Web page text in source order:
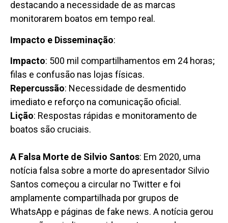
destacando a necessidade de as marcas
monitorarem boatos em tempo real.
Impacto e Disseminação:
Impacto: 500 mil compartilhamentos em 24 horas;
filas e confusão nas lojas físicas.
Repercussão: Necessidade de desmentido
imediato e reforço na comunicação oficial.
Lição: Respostas rápidas e monitoramento de
boatos são cruciais.
A Falsa Morte de Silvio Santos: Em 2020, uma
notícia falsa sobre a morte do apresentador Silvio
Santos começou a circular no Twitter e foi
amplamente compartilhada por grupos de
WhatsApp e páginas de fake news. A notícia gerou